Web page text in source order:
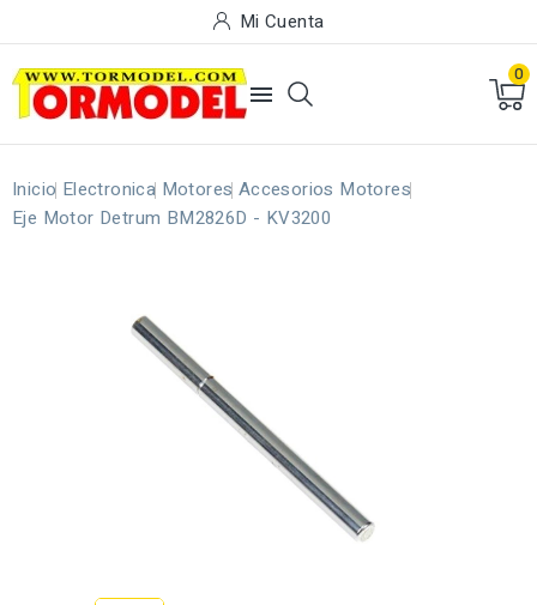
Mi Cuenta

0
Inicio Electronica Motores Accesorios Motores
Eje Motor Detrum BM2826D - KV3200